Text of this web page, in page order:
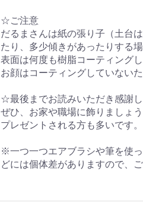
☆ご注意
だるまさんは紙の張り子（土台
たり、多少傾きがあったりする
表面は何度も樹脂コーティングし
お顔はコーティングしていない
☆最後までお読みいただき感謝
ぜひ、お家や職場に飾りましょう
プレゼントされる方も多いです。
※一つ一つエアブラシや筆を使
どには個体差がありますので、ご